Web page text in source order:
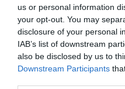
us or personal information
your opt-out. You may
disclosure of your personal
IAB’s list of downstream
also be disclosed by us to
Downstream Participants
δυσκολία να βρεθούμε
είναι μεγάλο, ο άριστος
Μόνο καλάμια
ζωντανέψουν ένα
πλανέψουν ένα πονηρό
τέτοιες οι συνθήκες στα